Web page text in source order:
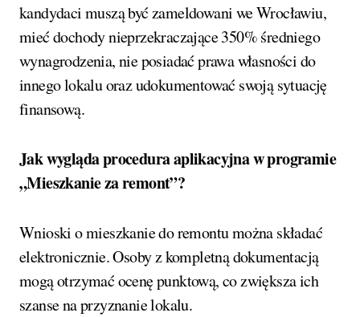
kandydaci muszą być zameldowani we Wrocławiu,
mieć dochody nieprzekraczające 350% średniego
wynagrodzenia, nie posiadać prawa własności do
innego lokalu oraz udokumentować swoją sytuację
finansową.
Jak wygląda procedura aplikacyjna w programie
„Mieszkanie za remont”?
Wnioski o mieszkanie do remontu można składać
elektronicznie. Osoby z kompletną dokumentacją
mogą otrzymać ocenę punktową, co zwiększa ich
szanse na przyznanie lokalu.